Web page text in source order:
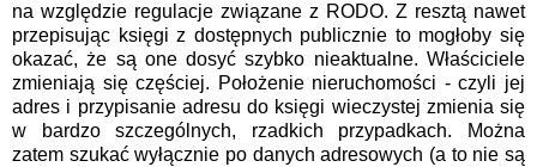
na względzie regulacje związane z RODO. Z resztą nawet
przepisując księgi z dostępnych publicznie to mogłoby się
okazać, że są one dosyć szybko nieaktualne. Właściciele
zmieniają się częściej. Położenie nieruchomości - czyli jej
adres i przypisanie adresu do księgi wieczystej zmienia się
w bardzo szczególnych, rzadkich przypadkach. Można
zatem szukać wyłącznie po danych adresowych (a to nie są